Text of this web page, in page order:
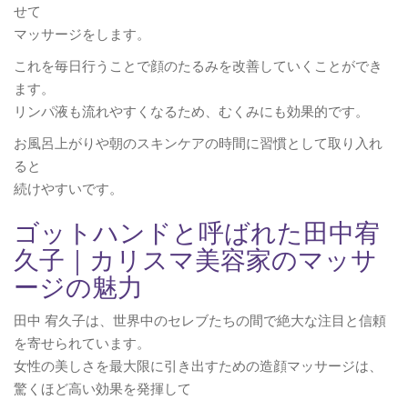
せて
マッサージをします。
これを毎日行うことで顔のたるみを改善していくことができ
ます。
リンパ液も流れやすくなるため、むくみにも効果的です。
お風呂上がりや朝のスキンケアの時間に習慣として取り入れ
ると
続けやすいです。
ゴットハンドと呼ばれた田中宥
久子｜カリスマ美容家のマッサ
ージの魅力
田中 宥久子は、世界中のセレブたちの間で絶大な注目と信頼
を寄せられています。
女性の美しさを最大限に引き出すための造顔マッサージは、
驚くほど高い効果を発揮して